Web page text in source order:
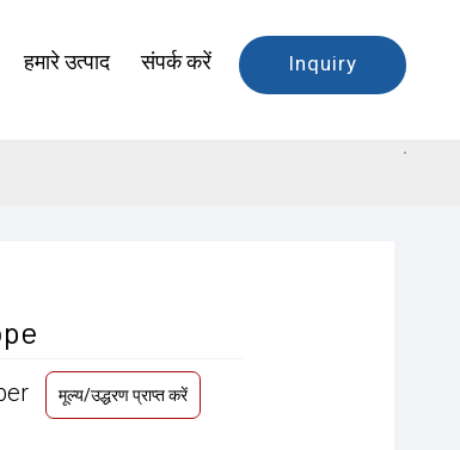
Inquiry
हमारे उत्पाद संपर्क करें
मूल्य/उद्धरण प्राप्त करें